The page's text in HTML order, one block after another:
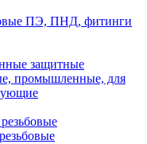
ПЭ, ПНД, фитинги
защитные
промышленные, для